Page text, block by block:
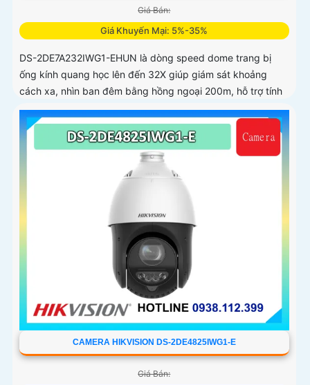
Giá Bán:
Giá Khuyến Mại: 5%-35%
DS-2DE7A232IWG1-EHUN là dòng speed dome trang bị
ống kính quang học lên đến 32X giúp giám sát khoảng
cách xa, nhìn ban đêm bằng hồng ngoại 200m, hỗ trợ tính
năng AcuSense nâng cao hiệu quả giám sát an ninh, có tốc
độ lấy nét cao nhờ công nghệ Self-learning
CAMERA HIKVISION DS-2DE4825IWG1-E
Giá Bán: